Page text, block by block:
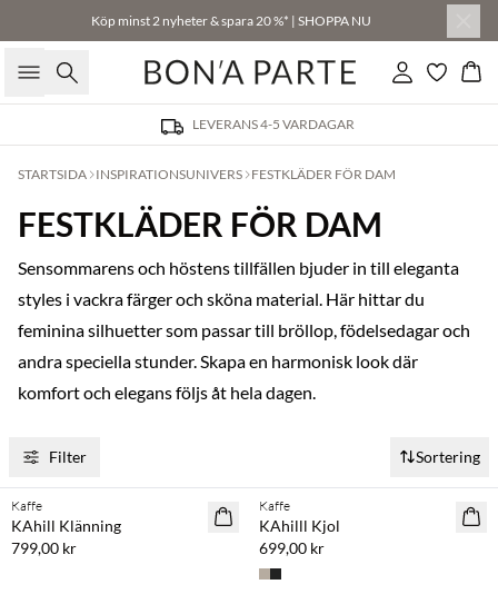
Köp minst 2 nyheter & spara 20 %* | SHOPPA NU
Sök Logga in
LEVERANS 4-5 VARDAGAR
STARTSIDA INSPIRATIONSUNIVERS FESTKLÄDER FÖR DAM
FESTKLÄDER FÖR DAM
Sensommarens och höstens tillfällen bjuder in till eleganta
styles i vackra färger och sköna material. Här hittar du
feminina silhuetter som passar till bröllop, födelsedagar och
andra speciella stunder. Skapa en harmonisk look där
komfort och elegans följs åt hela dagen.
Filter Sortering
NYHET
Köp min. 2 & spara 20 %
Kaffe
KAhill Klänning
799,00 kr
NYHET
Köp min. 2 & spara 20 %
Kaffe
KAhilll Kjol
699,00 kr
Köp min. 2 & spara 20 %